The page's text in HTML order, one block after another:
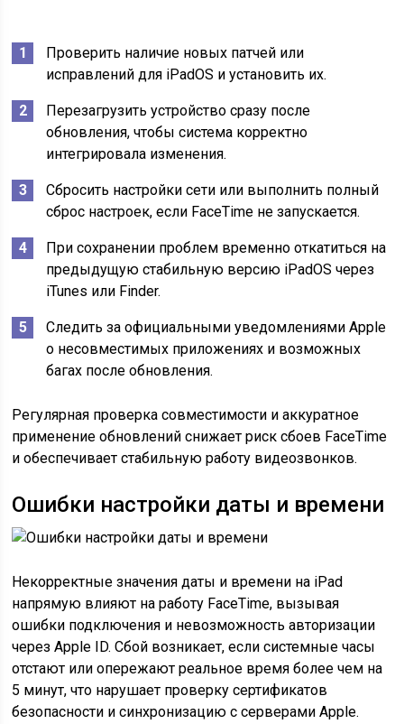
Проверить наличие новых патчей или
исправлений для iPadOS и установить их.
Перезагрузить устройство сразу после
обновления, чтобы система корректно
интегрировала изменения.
Сбросить настройки сети или выполнить полный
сброс настроек, если FaceTime не запускается.
При сохранении проблем временно откатиться на
предыдущую стабильную версию iPadOS через
iTunes или Finder.
Следить за официальными уведомлениями Apple
о несовместимых приложениях и возможных
багах после обновления.
Регулярная проверка совместимости и аккуратное
применение обновлений снижает риск сбоев FaceTime
и обеспечивает стабильную работу видеозвонков.
Ошибки настройки даты и времени
Некорректные значения даты и времени на iPad
напрямую влияют на работу FaceTime, вызывая
ошибки подключения и невозможность авторизации
через Apple ID. Сбой возникает, если системные часы
отстают или опережают реальное время более чем на
5 минут, что нарушает проверку сертификатов
безопасности и синхронизацию с серверами Apple.